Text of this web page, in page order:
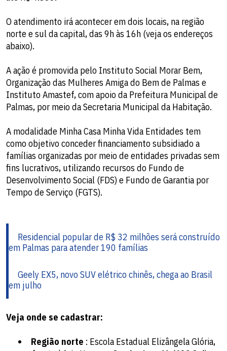
O atendimento irá acontecer em dois locais, na região
norte e sul da capital, das 9h às 16h (veja os endereços
abaixo).
A ação é promovida pelo Instituto Social Morar Bem,
Organização das Mulheres Amiga do Bem de Palmas e
Instituto Amastef, com apoio da Prefeitura Municipal de
Palmas, por meio da Secretaria Municipal da Habitação.
A modalidade Minha Casa Minha Vida Entidades tem
como objetivo conceder financiamento subsidiado a
famílias organizadas por meio de entidades privadas sem
fins lucrativos, utilizando recursos do Fundo de
Desenvolvimento Social (FDS) e Fundo de Garantia por
Tempo de Serviço (FGTS).
Residencial popular de R$ 32 milhões será construído
em Palmas para atender 190 famílias
Geely EX5, novo SUV elétrico chinês, chega ao Brasil
em julho
Veja onde se cadastrar:
Região norte : Escola Estadual Elizângela Glória,